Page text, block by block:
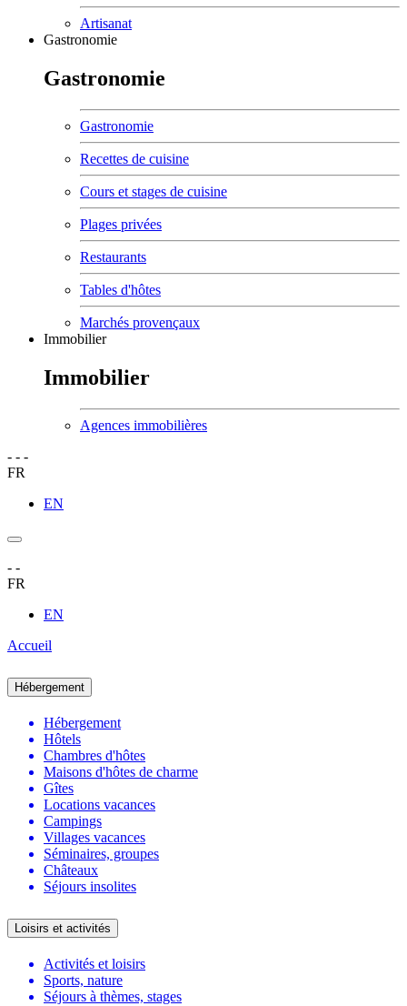
Artisanat
Gastronomie
Gastronomie
Gastronomie
Recettes de cuisine
Cours et stages de cuisine
Plages privées
Restaurants
Tables d'hôtes
Marchés provençaux
Immobilier
Immobilier
Agences immobilières
- - -
FR
EN
- -
FR
EN
Accueil
Hébergement
Hébergement
Hôtels
Chambres d'hôtes
Maisons d'hôtes de charme
Gîtes
Locations vacances
Campings
Villages vacances
Séminaires, groupes
Châteaux
Séjours insolites
Loisirs et activités
Activités et loisirs
Sports, nature
Séjours à thèmes, stages